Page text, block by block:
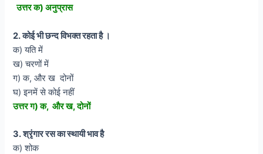
उत्तर क) अनुप्रास
2. कोई भी छन्द विभक्त रहता है ।
क) यति में
ख) चरणों में
ग) क, और ख दोनों
घ) इनमें से कोई नहीं
उत्तर ग) क, और ख, दोनों
3. श्रृंगार रस का स्थायी भाव है
क) शोक